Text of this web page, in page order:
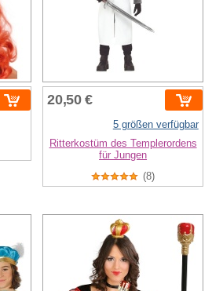
20,50 €
5 größen verfügbar
Ritterkostüm des Templerordens
für Jungen
(8)